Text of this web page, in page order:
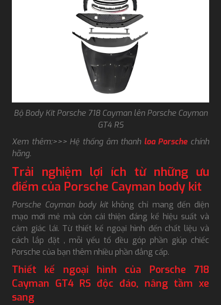
Bộ Body Kit Porsche 718 Cayman lên Porsche Cayman
GT4 RS
Xem thêm:>>> Hệ thống âm thanh loa Porsche chính
hãng.
Trải nghiệm lợi ích từ những ưu
điểm của Porsche Cayman body kit
Porsche Cayman body kitkhông chỉ mang đến diện
mạo mới mẻ mà còn cải thiện đáng kể hiệu suất và
cảm giác lái. Từ thiết kế ngoại hình đến chất liệu và
cách lắp đặt , mỗi yếu tố đều góp phần giúp chiếc
Porsche của bạn thêm nhiều phần đẳng cấp.
Thiết kế ngoại hình của Porsche 718
Cayman GT4 RS độc đáo, nâng tầm xe
sang